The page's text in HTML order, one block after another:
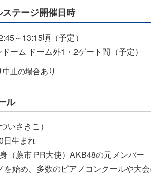
テージ開催日時
～13:15頃（予定）
ーム ドーム外1・2ゲート間（予定）
止の場合あり
ル
いさきこ）
日生まれ
（蕨市 PR大使）AKB48の元メンバー
始め、多数のピアノコンクールや大会